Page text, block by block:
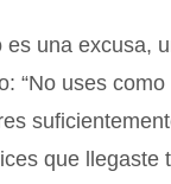
una excusa,
“No uses
que